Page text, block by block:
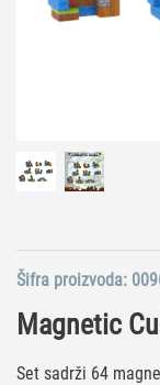
Magnetic
Set sadrži 64
Šifra proizvoda: